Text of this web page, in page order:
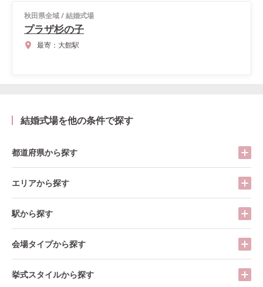
秋田県全域/結婚式場
プラザ杉の子
最寄： 大館駅
結婚式場を他の条件で探す
都道府県から探す
エリアから探す
駅から探す
会場タイプから探す
挙式スタイルから探す